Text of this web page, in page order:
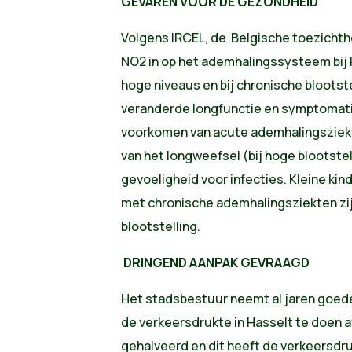
Volgens IRCEL, de Belgische
NO2 in op het ademhalingssysteem
hoge niveaus en bij chronische
veranderde longfunctie en
voorkomen van acute
van het longweefsel (bij hoge
gevoeligheid voor infecties. Kleine
met chronische ademhalingsziekten
blootstelling.
DRINGEND AANPAK GEVRAAGD
Het stadsbestuur neemt al jaren
de verkeersdrukte in Hasselt te doen
gehalveerd en dit heeft de